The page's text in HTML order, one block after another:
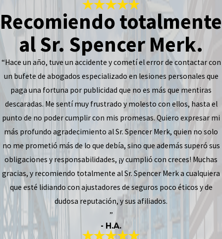
Recomiendo totalmente
al Sr. Spencer Merk.
“Hace un año, tuve un accidente y cometí el error de contactar con
un bufete de abogados especializado en lesiones personales que
paga una fortuna por publicidad que no es más que mentiras
descaradas. Me sentí muy frustrado y molesto con ellos, hasta el
punto de no poder cumplir con mis promesas. Quiero expresar mi
más profundo agradecimiento al Sr. Spencer Merk, quien no solo
no me prometió más de lo que debía, sino que además superó sus
obligaciones y responsabilidades, ¡y cumplió con creces! Muchas
gracias, y recomiendo totalmente al Sr. Spencer Merk a cualquiera
que esté lidiando con ajustadores de seguros poco éticos y de
dudosa reputación, y sus afiliados.
”
- H.A.